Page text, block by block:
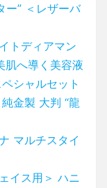
ー” ＜レザーバ
トディアマン
肌へ導く美容液
シャルセット
金製 大判 “龍
マルチスタイ
イス用＞ ハニ